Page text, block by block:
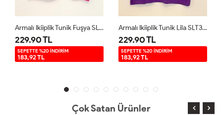
Armalı Ikiiplik Tunik Fuşya SLT30194
229.90 TL
SEPETTE %20 İNDİRİM
183,92 TL
Armalı Ikiiplik Tunik Lila SLT30194
229.90 TL
SEPETTE %20 İNDİRİM
183,92 TL
Çok Satan Ürünler